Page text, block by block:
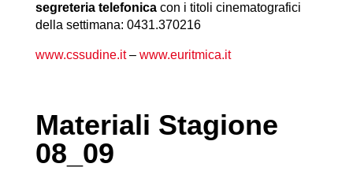
segreteria telefonicacon i titoli cinematografici
della settimana: 0431.370216
www.cssudine.it– www.euritmica.it
Materiali Stagione
08_09